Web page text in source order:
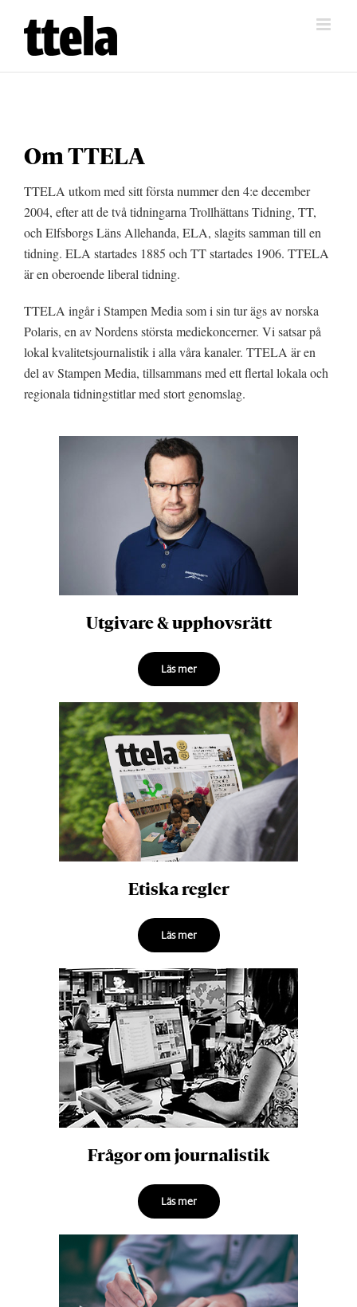
innehållet
Om TTELA
TTELA utkom med sitt första nummer den 4:e december
2004, efter att de två tidningarna Trollhättans Tidning, TT,
och Elfsborgs Läns Allehanda, ELA, slagits samman till en
tidning. ELA startades 1885 och TT startades 1906. TTELA
är en oberoende liberal tidning.
TTELA ingår i Stampen Media som i sin tur ägs av norska
Polaris, en av Nordens största mediekoncerner. Vi satsar på
lokal kvalitetsjournalistik i alla våra kanaler. TTELA är en
del av Stampen Media, tillsammans med ett flertal lokala och
regionala tidningstitlar med stort genomslag.
Utgivare & upphovsrätt
Läs mer
Etiska regler
Läs mer
Frågor om journalistik
Läs mer